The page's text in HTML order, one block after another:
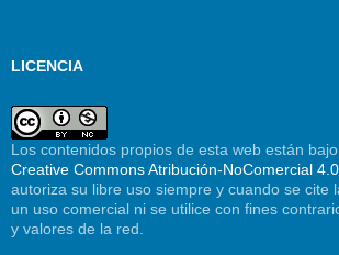
LICENCIA
Los contenidos propios de esta web están
Creative Commons Atribución-NoComercial
autoriza su libre uso siempre y cuando se cite
un uso comercial ni se utilice con fines
y valores de la red.